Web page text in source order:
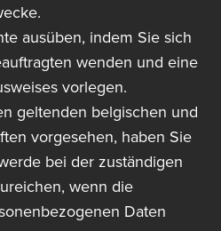
ausüben, indem Sie sich
wenden und eine
vorlegen.
geltenden belgischen und
vorgesehen, haben Sie
bei der zuständigen
wenn die
Daten